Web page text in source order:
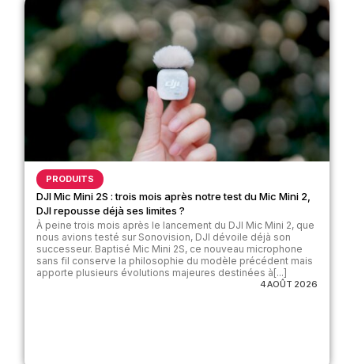
PRODUITS
DJI Mic Mini 2S : trois mois après notre test du Mic Mini 2,
DJI repousse déjà ses limites ?
À peine trois mois après le lancement du DJI Mic Mini 2, que
nous avions testé sur Sonovision, DJI dévoile déjà son
successeur. Baptisé Mic Mini 2S, ce nouveau microphone
sans fil conserve la philosophie du modèle précédent mais
apporte plusieurs évolutions majeures destinées à[...]
4 AOÛT 2026